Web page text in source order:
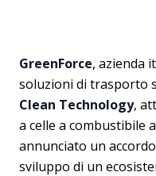
GreenForce, azienda
soluzioni di trasporto
Clean Technology,
a celle a combustibile
annunciato un
sviluppo di un